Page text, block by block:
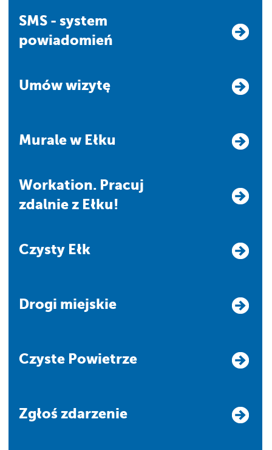
SMS - system
powiadomień
Umów wizytę
Murale w Ełku
Workation. Pracuj
zdalnie z Ełku!
Czysty Ełk
Drogi miejskie
Czyste Powietrze
Zgłoś zdarzenie